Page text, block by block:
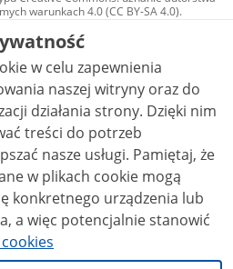
warunkach 4.0 (CC BY-SA 4.0).
w tym zdjęcia, materiały
są udostępniane na licencji typu
uznanie autorstwa użycie
- bez utworów zależnych 4.0 (CC BY-
o ile nie jest to stwierdzone inaczej.
w celu zapewnienia
naszej witryny oraz do
strony. Dzięki nim
treści do potrzeb
usługi. Pamiętaj, że
w plikach cookie mogą
konkretnego urządzenia lub
a więc potencjalnie stanowić